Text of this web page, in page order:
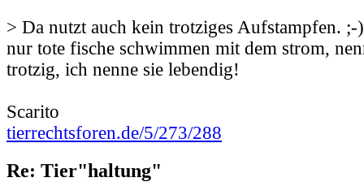
> Da nutzt auch kein trotziges Aufstampfen. ;-)
nur tote fische schwimmen mit dem strom,
trotzig, ich nenne sie lebendig!
Scarito
tierrechtsforen.de/5/273/288
Re: Tier"haltung"